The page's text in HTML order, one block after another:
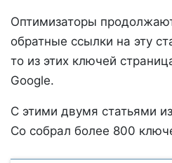
Оптимизаторы
обратные ссылки на эту
то из этих ключей
Google.
С этими двумя статьями
Co собрал более 800